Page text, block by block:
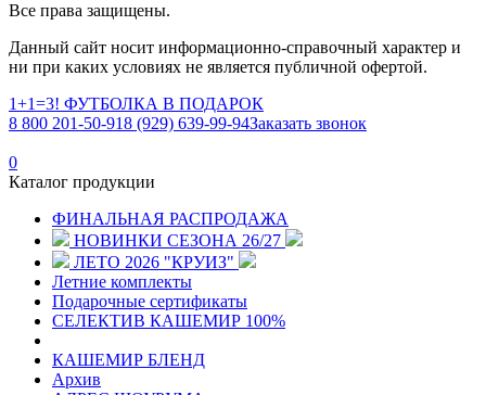
Все права защищены.
Данный сайт носит информационно-справочный характер и
ни при каких условиях не является публичной офертой.
1+1=3! ФУТБОЛКА В ПОДАРОК
8 800 201-50-918 (929) 639-99-94Заказать звонок
0
Каталог продукции
ФИНАЛЬНАЯ РАСПРОДАЖА
НОВИНКИ СЕЗОНА 26/27
ЛЕТО 2026 "КРУИЗ"
Летние комплекты
Подарочные сертификаты
СЕЛЕКТИВ КАШЕМИР 100%
КАШЕМИР БЛЕНД
Архив